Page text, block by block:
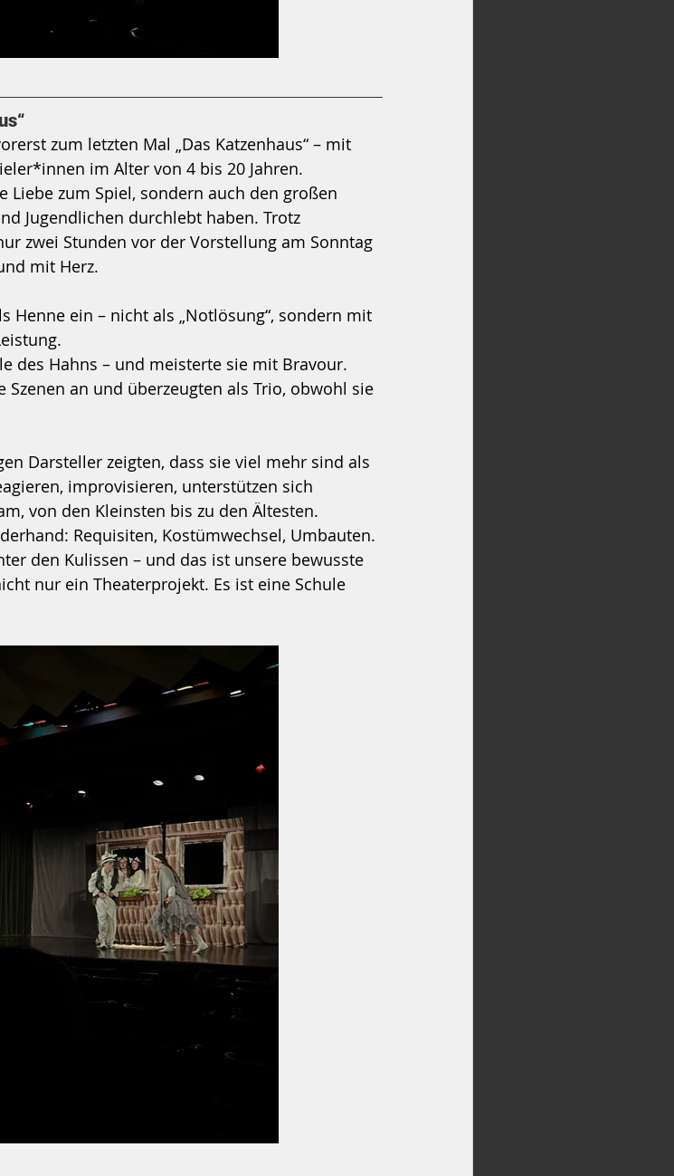
zum letzten Mal „Das Katzenhaus“ – mit
im Alter von 4 bis 20 Jahren.
zum Spiel, sondern auch den großen
Jugendlichen durchlebt haben. Trotz
zwei Stunden vor der Vorstellung am Sonntag
mit Herz.
Henne ein – nicht als „Notlösung“, sondern mit
des Hahns – und meisterte sie mit Bravour.
Szenen an und überzeugten als Trio, obwohl sie
Darsteller zeigten, dass sie viel mehr sind als
improvisieren, unterstützen sich
von den Kleinsten bis zu den Ältesten.
Requisiten, Kostümwechsel, Umbauten.
den Kulissen – und das ist unsere bewusste
nur ein Theaterprojekt. Es ist eine Schule